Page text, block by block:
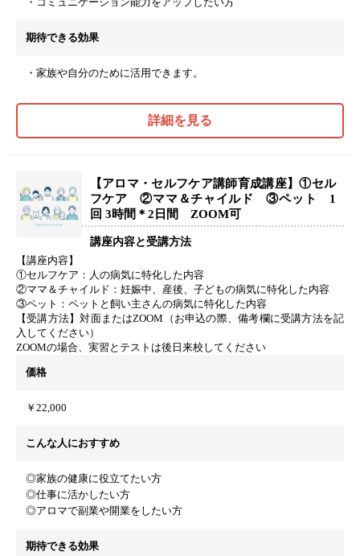
期待できる効果
・家族や自分のために活用できます。
詳細を見る
【アロマ・セルフケア講師育成講座】①セル
フケア ②ママ＆チャイルド ③ペット 1
回 3時間＊2日間 ZOOM可
講座内容と受講方法
【講座内容】
①セルフケア：人の病気に特化した内容
②ママ＆チャイルド：妊娠中、産後、子どもの病気に特化した内容
③ペット：ペットと飼い主さんの病気に特化した内容
【受講方法】対面またはZOOM（お申込の際、備考欄に受講方法を記
入してください）
ZOOMの場合、実習とテストは後日来校してください
価格
￥22,000
こんな人におすすめ
◎家族の健康に役立てたい方
◎仕事に活かしたい方
◎アロマで副業や開業をしたい方
期待できる効果